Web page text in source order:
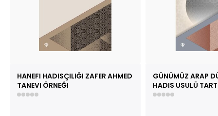
HANEFI HADISÇILIĞI ZAFER AHMED
TANEVI ÖRNEĞI
GÜNÜMÜZ ARAP
HADIS USULÜ